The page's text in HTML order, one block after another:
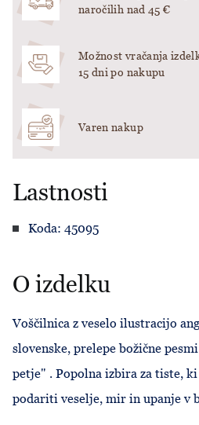
naročilih nad 45 €
Možnost vračanja
15 dni po nakupu
Varen nakup
Lastnosti
Koda: 45095
O izdelku
Voščilnica z veselo ilustracijo
slovenske, prelepe božične
petje" . Popolna izbira za tiste,
podariti veselje, mir in upanje v